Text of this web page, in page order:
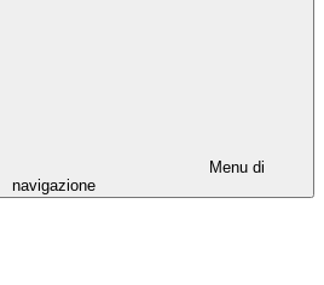
Menu di
navigazione